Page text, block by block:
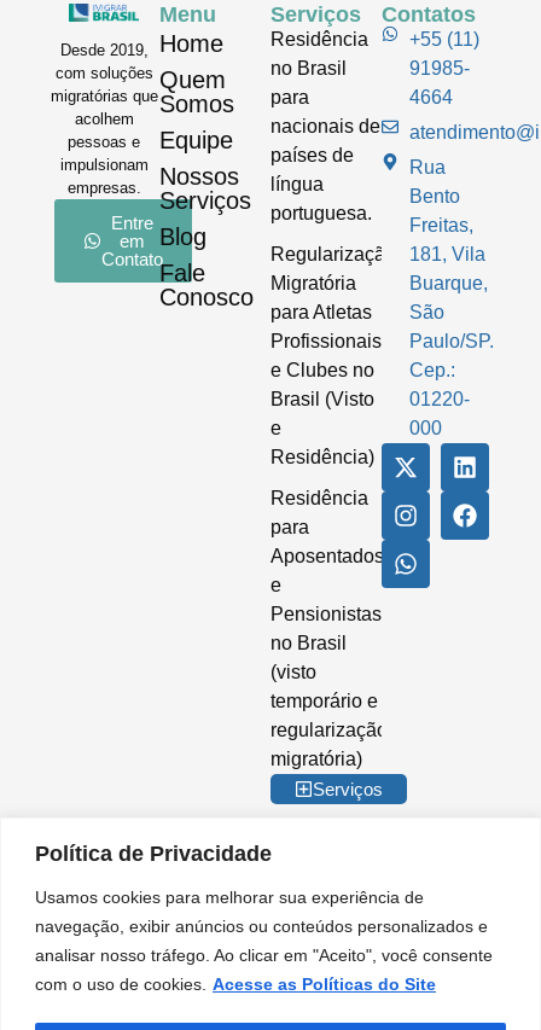
Política de Privacidade
Usamos cookies para melhorar sua experiência de
navegação, exibir anúncios ou conteúdos personalizados e
analisar nosso tráfego. Ao clicar em "Aceito", você consente
com o uso de cookies. Acesse as Políticas do Site
Desde 2019,
com soluções
migratórias que
acolhem
pessoas e
impulsionam
empresas.
Entre
em
Contato
Menu
Home
Quem
Somos
Equipe
Nossos
Serviços
Blog
Fale
Conosco
Serviços
Residência
no Brasil
para
nacionais de
países de
língua
portuguesa.
Regularização
Migratória
para Atletas
Profissionais
e Clubes no
Brasil (Visto
e
Residência)
Residência
para
Aposentados
e
Pensionistas
no Brasil
(visto
temporário e
regularização
migratória)
Serviços
Contatos
+55 (11)
91985-
4664
Rua
Bento
Freitas,
181, Vila
Buarque,
São
Paulo/SP.
Cep.:
01220-
000
35.842.274/0001-02. IMIGRAR BRASIL® é marca registrada no INPI. A
Imigrar Brasil é uma empresa privada de consultoria e assessoria
migratória. Não somos órgão do Governo Brasileiro e não mantemos
Nossos serviços são prestados de forma independente, no âmbito do setor